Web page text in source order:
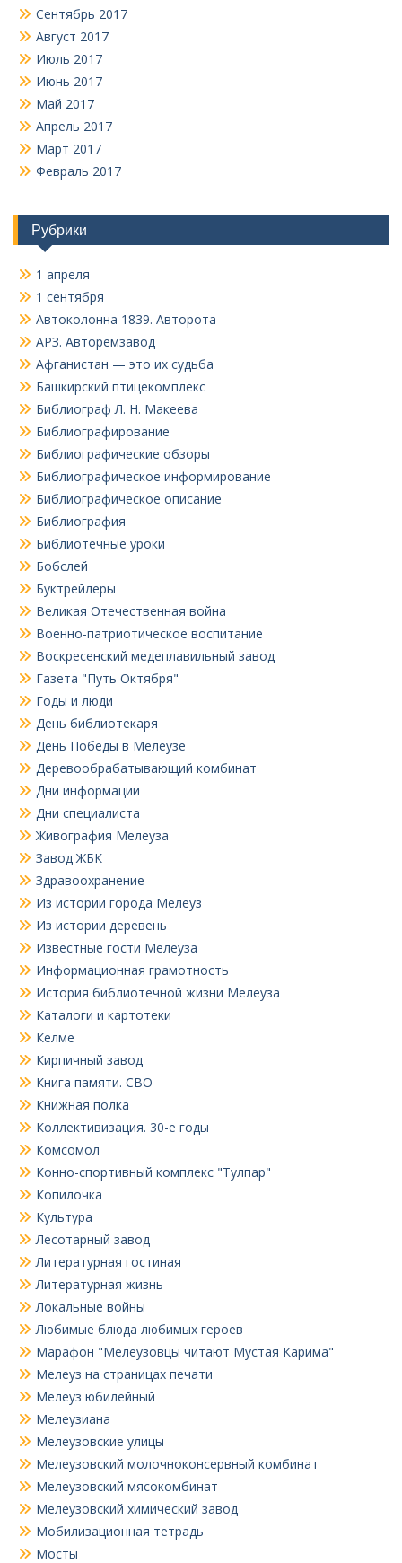
Сентябрь 2017
Август 2017
Июль 2017
Июнь 2017
Май 2017
Апрель 2017
Март 2017
Февраль 2017
Рубрики
1 апреля
1 сентября
Автоколонна 1839. Авторота
АРЗ. Авторемзавод
Афганистан — это их судьба
Башкирский птицекомплекс
Библиограф Л. Н. Макеева
Библиографирование
Библиографические обзоры
Библиографическое информирование
Библиографическое описание
Библиография
Библиотечные уроки
Бобслей
Буктрейлеры
Великая Отечественная война
Военно-патриотическое воспитание
Воскресенский медеплавильный завод
Газета "Путь Октября"
Годы и люди
День библиотекаря
День Победы в Мелеузе
Деревообрабатывающий комбинат
Дни информации
Дни специалиста
Живография Мелеуза
Завод ЖБК
Здравоохранение
Из истории города Мелеуз
Из истории деревень
Известные гости Мелеуза
Информационная грамотность
История библиотечной жизни Мелеуза
Каталоги и картотеки
Келме
Кирпичный завод
Книга памяти. СВО
Книжная полка
Коллективизация. 30-е годы
Комсомол
Конно-спортивный комплекс "Тулпар"
Копилочка
Культура
Лесотарный завод
Литературная гостиная
Литературная жизнь
Локальные войны
Любимые блюда любимых героев
Марафон "Мелеузовцы читают Мустая Карима"
Мелеуз на страницах печати
Мелеуз юбилейный
Мелеузиана
Мелеузовские улицы
Мелеузовский молочноконсервный комбинат
Мелеузовский мясокомбинат
Мелеузовский химический завод
Мобилизационная тетрадь
Мосты